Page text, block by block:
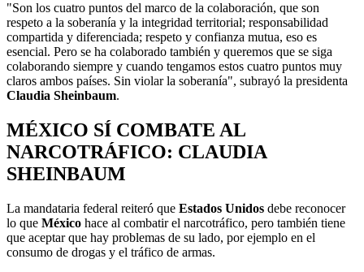
"Son los cuatro puntos del marco de la colaboración, que son
respeto a la soberanía y la integridad territorial; responsabilidad
compartida y diferenciada; respeto y confianza mutua, eso es
esencial. Pero se ha colaborado también y queremos que se siga
colaborando siempre y cuando tengamos estos cuatro puntos muy
claros ambos países. Sin violar la soberanía", subrayó la presidenta
Claudia Sheinbaum.
MÉXICO SÍ COMBATE AL
NARCOTRÁFICO: CLAUDIA
SHEINBAUM
La mandataria federal reiteró que Estados Unidos debe reconocer
lo que México hace al combatir el narcotráfico, pero también tiene
que aceptar que hay problemas de su lado, por ejemplo en el
consumo de drogas y el tráfico de armas.